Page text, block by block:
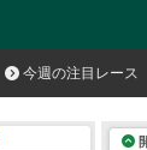
今週の注目レース